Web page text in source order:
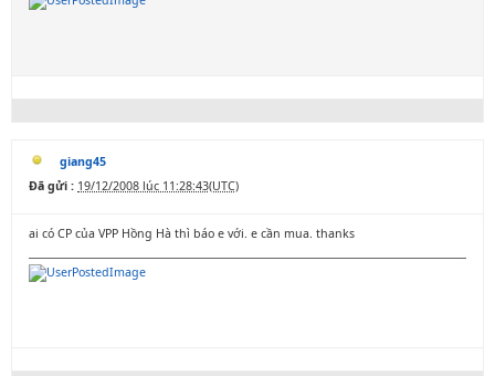
giang45
Đã gửi : 19/12/2008 lúc 11:28:43(UTC)
ai có CP của VPP Hồng Hà thì báo e với. e cần mua. thanks